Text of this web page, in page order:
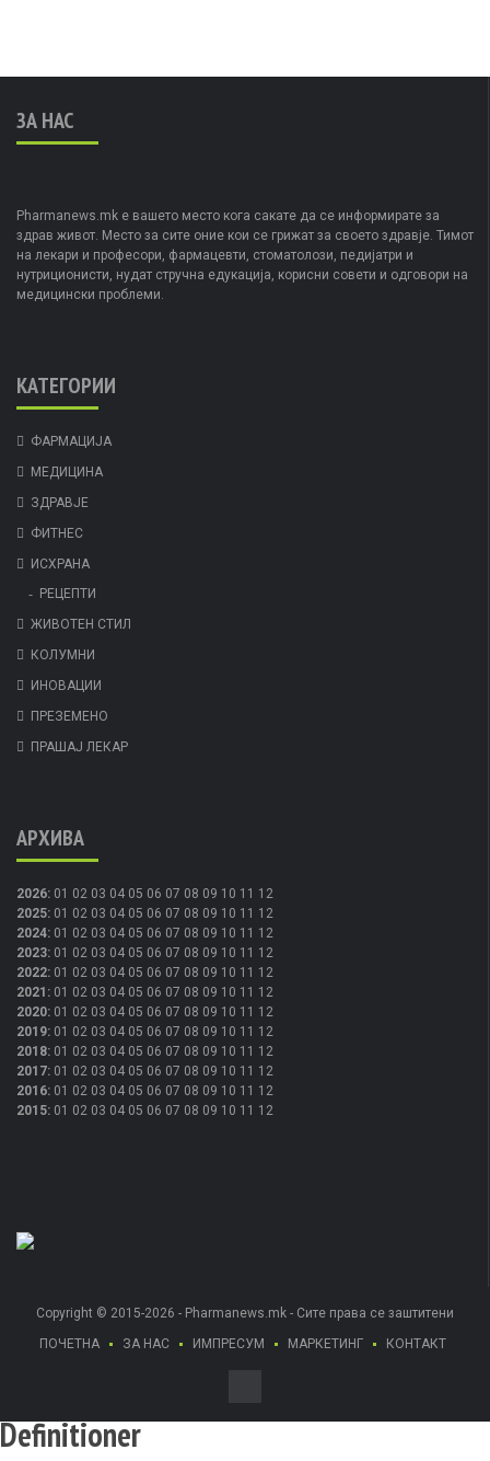
ЗА НАС
Pharmanews.mk е вашето место кога сакате да се информирате за
здрав живот. Место за сите оние кои се грижат за своето здравје. Тимот
на лекари и професори, фармацевти, стоматолози, педијатри и
нутриционисти, нудат стручна едукација, корисни совети и одговори на
медицински проблеми.
КАТЕГОРИИ
ФАРМАЦИЈА
МЕДИЦИНА
ЗДРАВЈЕ
ФИТНЕС
ИСХРАНА
РЕЦЕПТИ
ЖИВОТЕН СТИЛ
КОЛУМНИ
ИНОВАЦИИ
ПРЕЗЕМЕНО
ПРАШАЈ ЛЕКАР
АРХИВА
2026: 01 02 03 04 05 06 07 08 09 10 11 12
2025: 01 02 03 04 05 06 07 08 09 10 11 12
2024: 01 02 03 04 05 06 07 08 09 10 11 12
2023: 01 02 03 04 05 06 07 08 09 10 11 12
2022: 01 02 03 04 05 06 07 08 09 10 11 12
2021 : 01 02 03 04 05 06 07 08 09 10 11 12
2020: 01 02 03 04 05 06 07 08 09 10 11 12
2019: 01 02 03 04 05 06 07 08 09 10 11 12
2018: 01 02 03 04 05 06 07 08 09 10 11 12
2017: 01 02 03 04 05 06 07 08 09 10 11 12
2016: 01 02 03 04 05 06 07 08 09 10 11 12
2015: 01 02 03 04 05 06 07 08 09 10 11 12
Copyright © 2015-2026 - Pharmanews.mk - Сите права се заштитени
ПОЧЕТНА
ЗА НАС ИМПРЕСУМ МАРКЕТИНГ КОНТАКТ
Definitioner